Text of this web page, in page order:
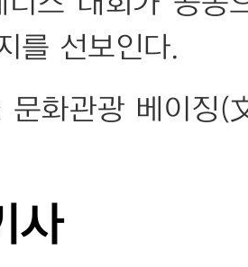
를 선보인다.
문화관광 베이징(
사